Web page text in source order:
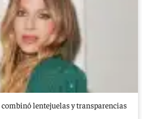
lentejuelas y transparencias